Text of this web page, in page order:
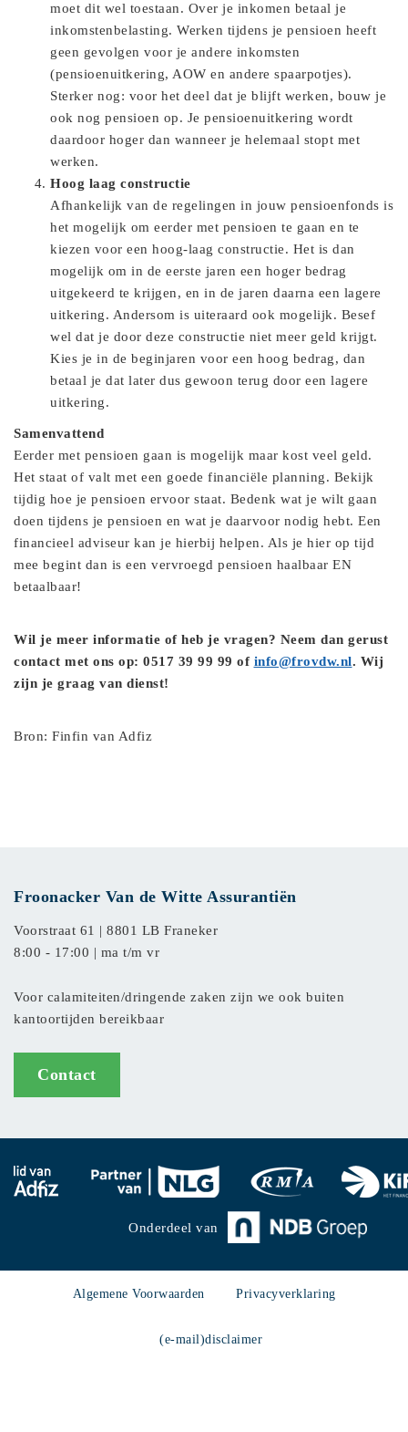
moet dit wel toestaan. Over je inkomen betaal je
inkomstenbelasting. Werken tijdens je pensioen heeft
geen gevolgen voor je andere inkomsten
(pensioenuitkering, AOW en andere spaarpotjes).
Sterker nog: voor het deel dat je blijft werken, bouw je
ook nog pensioen op. Je pensioenuitkering wordt
daardoor hoger dan wanneer je helemaal stopt met
werken.
Hoog laag constructie
Afhankelijk van de regelingen in jouw pensioenfonds is
het mogelijk om eerder met pensioen te gaan en te
kiezen voor een hoog-laag constructie. Het is dan
mogelijk om in de eerste jaren een hoger bedrag
uitgekeerd te krijgen, en in de jaren daarna een lagere
uitkering. Andersom is uiteraard ook mogelijk. Besef
wel dat je door deze constructie niet meer geld krijgt.
Kies je in de beginjaren voor een hoog bedrag, dan
betaal je dat later dus gewoon terug door een lagere
uitkering.
Samenvattend
Eerder met pensioen gaan is mogelijk maar kost veel geld.
Het staat of valt met een goede financiële planning. Bekijk
tijdig hoe je pensioen ervoor staat. Bedenk wat je wilt gaan
doen tijdens je pensioen en wat je daarvoor nodig hebt. Een
financieel adviseur kan je hierbij helpen. Als je hier op tijd
mee begint dan is een vervroegd pensioen haalbaar EN
betaalbaar!
Wil je meer informatie of heb je vragen? Neem dan gerust
contact met ons op: 0517 39 99 99 of info@frovdw.nl. Wij
zijn je graag van dienst!
Bron: Finfin van Adfiz
Froonacker Van de Witte Assurantiën
Voorstraat 61 | 8801 LB Franeker
8:00 - 17:00 | ma t/m vr
Voor calamiteiten/dringende zaken zijn we ook buiten
kantoortijden bereikbaar
Contact
Onderdeel van
Algemene Voorwaarden Privacyverklaring
(e-mail)disclaimer